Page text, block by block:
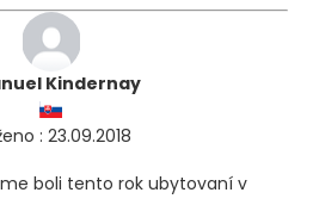
Kindernay
: 23.09.2018
boli tento rok ubytovaní v